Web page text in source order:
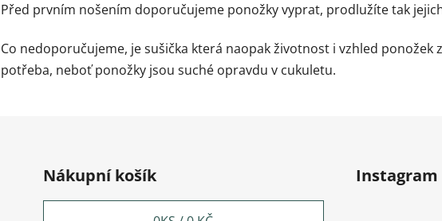
Před prvním nošením doporučujeme ponožky vyprat, prodlužíte tak
Co nedoporučujeme, je sušička která naopak životnost i vzhled ponožek
potřeba, neboť ponožky jsou suché opravdu v cukuletu.
Nákupní košík Instagram